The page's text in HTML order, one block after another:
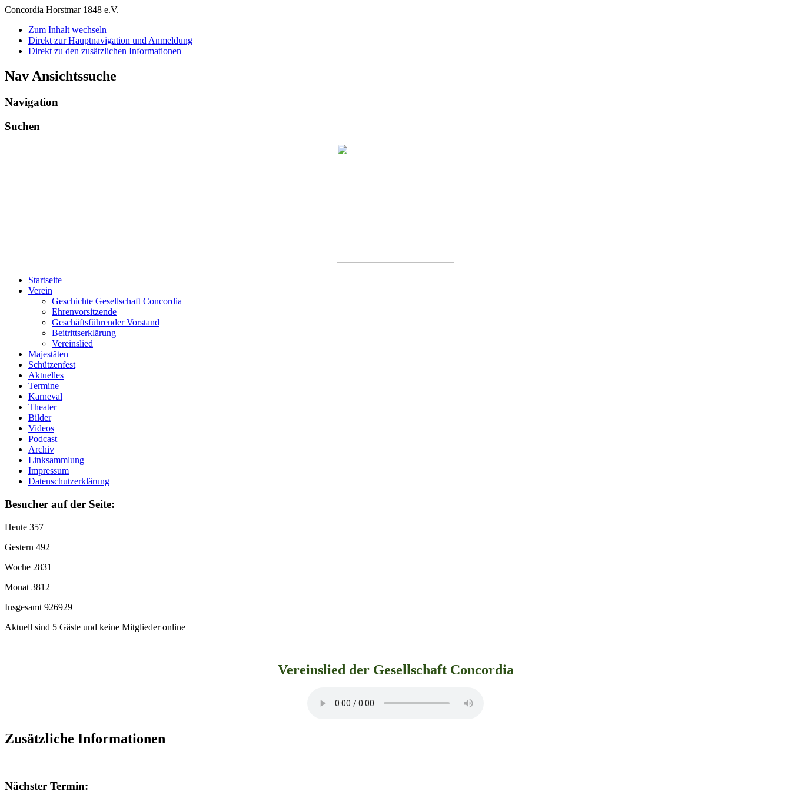
Concordia Horstmar 1848 e.V.
Zum Inhalt wechseln
Direkt zur Hauptnavigation und Anmeldung
Direkt zu den zusätzlichen Informationen
Nav Ansichtssuche
Navigation
Suchen
Startseite
Verein
Geschichte Gesellschaft Concordia
Ehrenvorsitzende
Geschäftsführender Vorstand
Beitrittserklärung
Vereinslied
Majestäten
Schützenfest
Aktuelles
Termine
Karneval
Theater
Bilder
Videos
Podcast
Archiv
Linksammlung
Impressum
Datenschutzerklärung
Besucher auf der Seite:
Heute 357
Gestern 492
Woche 2831
Monat 3812
Insgesamt 926929
Aktuell sind 5 Gäste und keine Mitglieder online
Vereinslied der Gesellschaft Concordia
Zusätzliche Informationen
Nächster Termin: